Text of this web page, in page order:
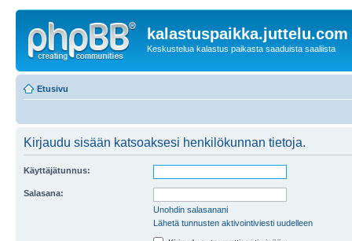
kalastuspaikka.juttelu.com
Keskustelua kalastus paikasta saaduista saaliista
Etusivu
Kirjaudu sisään katsoaksesi henkilökunnan tietoja.
Käyttäjätunnus:
Salasana:
Unohdin salasanani
Lähetä tunnusten aktivointiviesti uudelleen